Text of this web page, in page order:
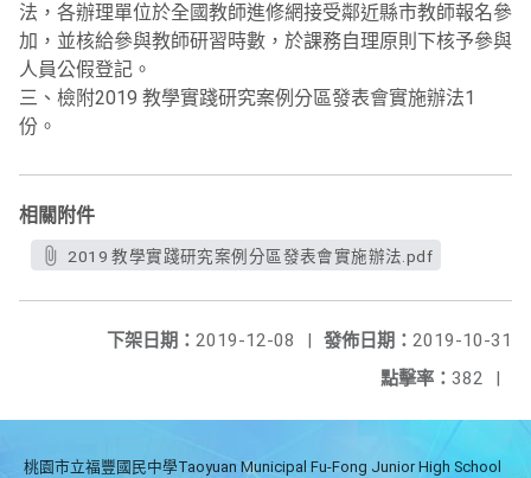
法，各辦理單位於全國教師進修網接受鄰近縣市教師報名參
加，並核給參與教師研習時數，於課務自理原則下核予參與
人員公假登記。
三、檢附2019 教學實踐研究案例分區發表會實施辦法1
份。
相關附件
2019 教學實踐研究案例分區發表會實施辦法.pdf
發佈日期： 2019-10-31
下架日期： 2019-12-08
|
點擊率： 382 |
桃園市立福豐國民中學Taoyuan Municipal Fu-Fong Junior High School